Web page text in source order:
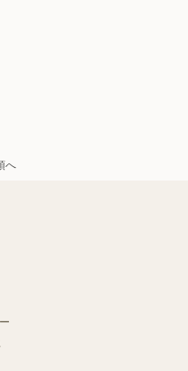
へ